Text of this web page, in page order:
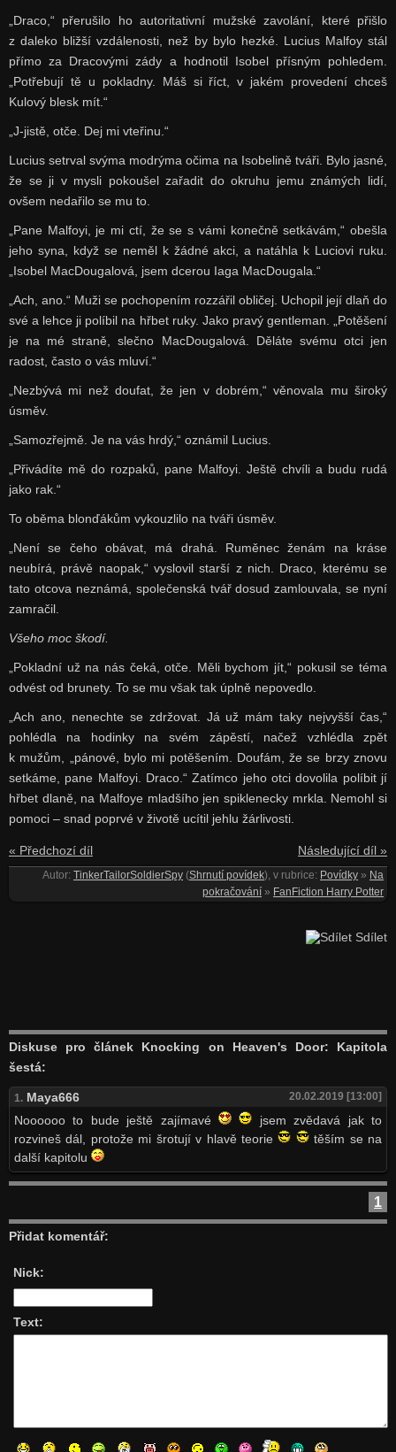
„Draco,“ přerušilo ho autoritativní mužské zavolání, které přišlo
z daleko bližší vzdálenosti, než by bylo hezké. Lucius Malfoy stál
přímo za Dracovými zády a hodnotil Isobel přísným pohledem.
„Potřebují tě u pokladny. Máš si říct, v jakém provedení chceš
Kulový blesk mít.“
„J-jistě, otče. Dej mi vteřinu.“
Lucius setrval svýma modrýma očima na Isobelině tváři. Bylo jasné,
že se ji v mysli pokoušel zařadit do okruhu jemu známých lidí,
ovšem nedařilo se mu to.
„Pane Malfoyi, je mi ctí, že se s vámi konečně setkávám,“ obešla
jeho syna, když se neměl k žádné akci, a natáhla k Luciovi ruku.
„Isobel MacDougalová, jsem dcerou Iaga MacDougala.“
„Ach, ano.“ Muži se pochopením rozzářil obličej. Uchopil její dlaň do
své a lehce ji políbil na hřbet ruky. Jako pravý gentleman. „Potěšení
je na mé straně, slečno MacDougalová. Děláte svému otci jen
radost, často o vás mluví.“
„Nezbývá mi než doufat, že jen v dobrém,“ věnovala mu široký
úsměv.
„Samozřejmě. Je na vás hrdý,“ oznámil Lucius.
„Přivádíte mě do rozpaků, pane Malfoyi. Ještě chvíli a budu rudá
jako rak.“
To oběma blonďákům vykouzlilo na tváři úsměv.
„Není se čeho obávat, má drahá. Ruměnec ženám na kráse
neubírá, právě naopak,“ vyslovil starší z nich. Draco, kterému se
tato otcova neznámá, společenská tvář dosud zamlouvala, se nyní
zamračil.
Všeho moc škodí.
„Pokladní už na nás čeká, otče. Měli bychom jít,“ pokusil se téma
odvést od brunety. To se mu však tak úplně nepovedlo.
„Ach ano, nenechte se zdržovat. Já už mám taky nejvyšší čas,“
pohlédla na hodinky na svém zápěstí, načež vzhlédla zpět
k mužům, „pánové, bylo mi potěšením. Doufám, že se brzy znovu
setkáme, pane Malfoyi. Draco.“ Zatímco jeho otci dovolila políbit jí
hřbet dlaně, na Malfoye mladšího jen spiklenecky mrkla. Nemohl si
pomoci – snad poprvé v životě ucítil jehlu žárlivosti.
« Předchozí díl Následující díl »
Autor:TinkerTailorSoldierSpy (Shrnutí povídek), v rubrice: Povídky » Na
pokračování » FanFiction Harry Potter
Sdílet
Diskuse pro článek Knocking on Heaven's Door: Kapitola
šestá:
1.Maya666 20.02.2019 [13:00]
Noooooo to bude ještě zajímavé
jsem zvědavá jak to
rozvineš dál, protože mi šrotují v hlavě teorie
těším se na
další kapitolu
1
Přidat komentář:
Nick:
Text: